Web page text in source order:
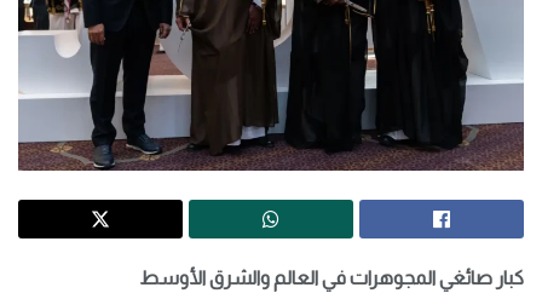
كبار صائغي المجوهرات في العالم والشرق الأوسط